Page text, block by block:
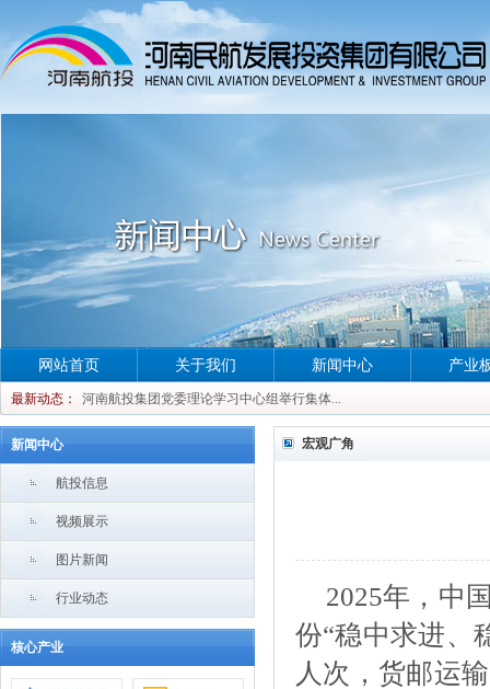
网站首页
最新动态：
河南航投集团党委理论学习中心组举行集体...
河南航投集团党委理论学习中心组举行集体...
河南航投集团党委理论学习中心组举行集体...
河南航投集团党委理论学习中心组举行集体...
关于我们 新闻中心 产业
新闻中心
航投信息
视频展示
图片新闻
行业动态
核心产业
宏观广角
2025年，中
份“稳中求进、
人次，货邮运